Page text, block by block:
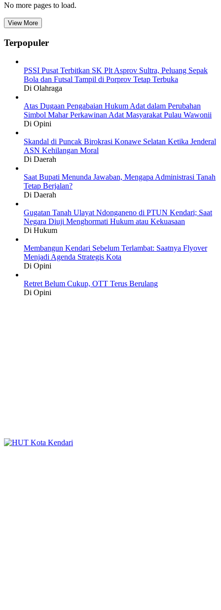
No more pages to load.
View More
Terpopuler
PSSI Pusat Terbitkan SK Plt Asprov Sultra, Peluang Sepak
Bola dan Futsal Tampil di Porprov Tetap Terbuka
Di Olahraga
Atas Dugaan Pengabaian Hukum Adat dalam Perubahan
Simbol Mahar Perkawinan Adat Masyarakat Pulau Wawonii
Di Opini
Skandal di Puncak Birokrasi Konawe Selatan Ketika Jenderal
ASN Kehilangan Moral
Di Daerah
Saat Bupati Menunda Jawaban, Mengapa Administrasi Tanah
Tetap Berjalan?
Di Daerah
Gugatan Tanah Ulayat Ndonganeno di PTUN Kendari; Saat
Negara Diuji Menghormati Hukum atau Kekuasaan
Di Hukum
Membangun Kendari Sebelum Terlambat: Saatnya Flyover
Menjadi Agenda Strategis Kota
Di Opini
Retret Belum Cukup, OTT Terus Berulang
Di Opini